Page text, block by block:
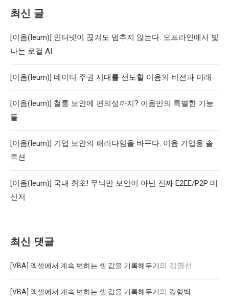
최신 글
[이음(Ieum)] 인터넷이 끊겨도 멈추지 않는다: 오프라인에서 빛
나는 로컬 AI
[이음(Ieum)] 데이터 주권 시대를 선도할 이음의 비전과 미래
[이음(Ieum)] 철통 보안에 편의성까지? 이음만의 특별한 기능
들
[이음(Ieum)] 기업 보안의 패러다임을 바꾸다: 이음 기업용 솔
루션
[이음(Ieum)] 국내 최초! 무늬만 보안이 아닌 진짜 E2EE/P2P 메
신저
최신 댓글
[VBA] 엑셀에서 계속 변하는 셀 값을 기록해두기의 김명선
[VBA] 엑셀에서 계속 변하는 셀 값을 기록해두기의 김형백